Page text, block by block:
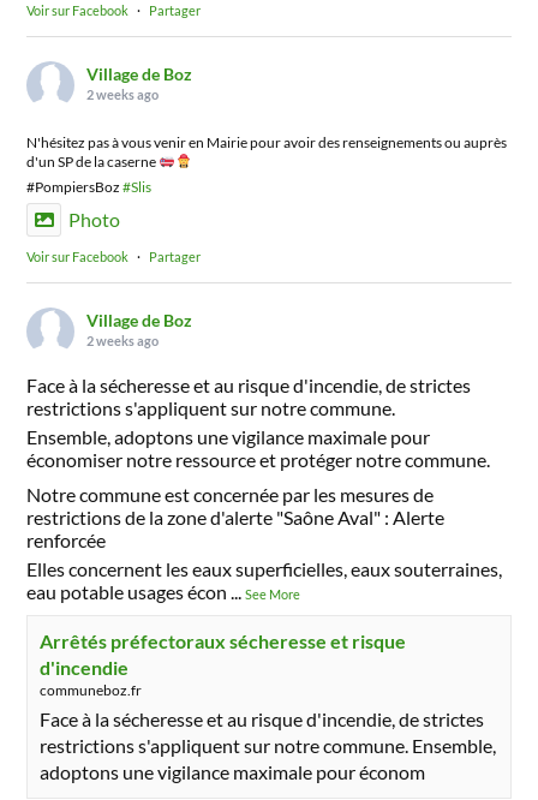
Voir sur Facebook · Partager
Village de Boz
2 weeks ago
N'hésitez pas à vous venir en Mairie pour avoir des renseignements ou auprès
d'un SP de la caserne
#PompiersBoz#Slis
Photo
Voir sur Facebook · Partager
Village de Boz
2 weeks ago
Face à la sécheresse et au risque d'incendie, de strictes
restrictions s'appliquent sur notre commune.
Ensemble, adoptons une vigilance maximale pour
économiser notre ressource et protéger notre commune.
Notre commune est concernée par les mesures de
restrictions de la zone d'alerte "Saône Aval" : Alerte
renforcée
Elles concernent les eaux superficielles, eaux souterraines,
eau potable usages écon
...See More
Arrêtés préfectoraux sécheresse et risque
d'incendie
communeboz.fr
Face à la sécheresse et au risque d'incendie, de strictes
restrictions s'appliquent sur notre commune. Ensemble,
adoptons une vigilance maximale pour économ